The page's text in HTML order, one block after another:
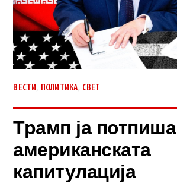
ВЕСТИ ПОЛИТИКА СВЕТ
Трамп ја потпиша
американската
капитулација